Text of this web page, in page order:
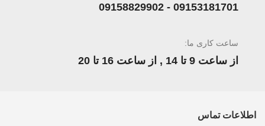
09153181701 - 09158829902
ساعت کاری ما:
از ساعت 9 تا 14 , از ساعت 16 تا 20
اطلاعات تماس